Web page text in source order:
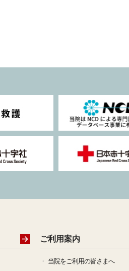
重要 「面会について」を
7月 1 日（水）より
採用情報 令和9年度薬剤師の
お知らせ がんサロン「とさ
お知らせ 2026年度 いきいき
ご利用案内
当院をご利用の皆さまへ